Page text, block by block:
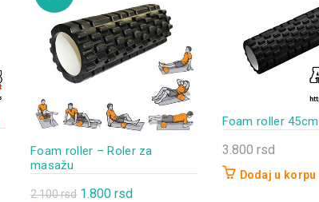
Foam roller – Roler za
masažu
2.100rsd Originalna
1.800rsdTrenutna
Foam roller 45cm
3.800 rsd
Dodaj u korpu